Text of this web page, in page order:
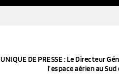
PRESSE : Le Directeur
l’espace aérien au